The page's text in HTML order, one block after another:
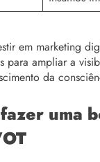
em marketing
para ampliar a
da
uma